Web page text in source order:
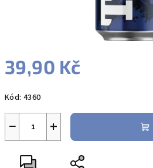
39,90 Kč
cena:
Kód: 4360
+
−